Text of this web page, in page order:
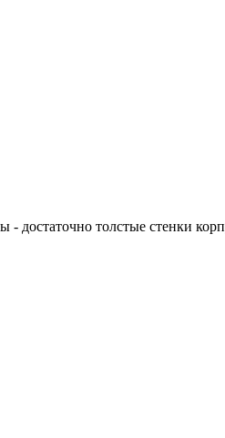
толстые стенки